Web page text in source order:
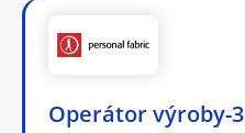
Operátor výroby-